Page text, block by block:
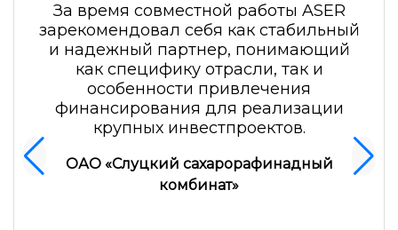
За время совместной работы ASER
зарекомендовал себя как стабильный
и надежный партнер, понимающий
как специфику отрасли, так и
особенности привлечения
финансирования для реализации
крупных инвестпроектов.
OАO «Слуцкий сахарорафинадный
комбинат»